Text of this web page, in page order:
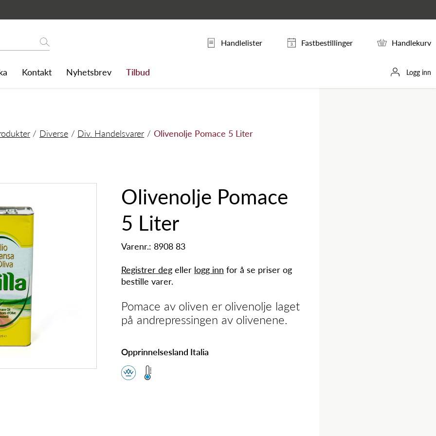
Søk
Handlelister Fastbestillinger Handlekurv
Kontakt Nyhetsbrev Tilbud Logg inn
Diverse Div. Handelsvarer Olivenolje Pomace 5 Liter
Olivenolje Pomace
5 Liter
Varenr.: 8908 83
Registrer deg eller logg inn for å se priser og
bestille varer.
Pomace av oliven er olivenolje laget
på andrepressingen av olivenene.
Opprinnelsesland Italia